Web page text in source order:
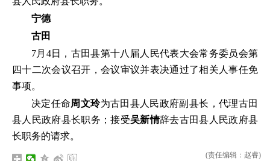
宁德
古田
7月4日，古田县第十八届人民代表大会常务委员会第
四十二次会议召开，会议审议并表决通过了相关人事任免
事项。
决定任命周文玲为古田县人民政府副县长，代理古田
县人民政府县长职务；接受吴新情辞去古田县人民政府县
长职务的请求。
(责任编辑：赵睿)